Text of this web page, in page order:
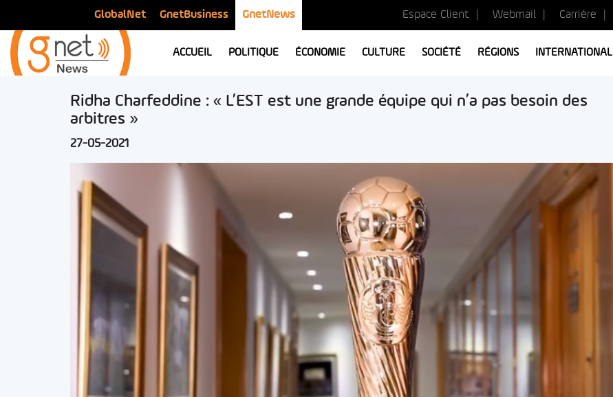
GlobalNet GnetBusiness GnetNews Espace Client Webmail Carrière
ACCUEIL POLITIQUE ÉCONOMIE CULTURE SOCIÉTÉ RÉGIONS INTERNATIONAL
Ridha Charfeddine : « L’EST est une grande équipe qui n’a pas besoin des
arbitres »
27-05-2021